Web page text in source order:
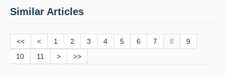
Journal Boards
Writing Rules
Similar Articles
<< < 1 2 3 4 5 6 7 8
9
10
11 > >>